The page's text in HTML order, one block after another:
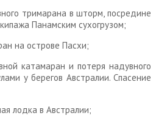
тримарана в шторм, посредине
Панамским сухогрузом;
на острове Пасхи;
катамаран и потеря надувного
у берегов Австралии. Спасение
лодка в Австралии;